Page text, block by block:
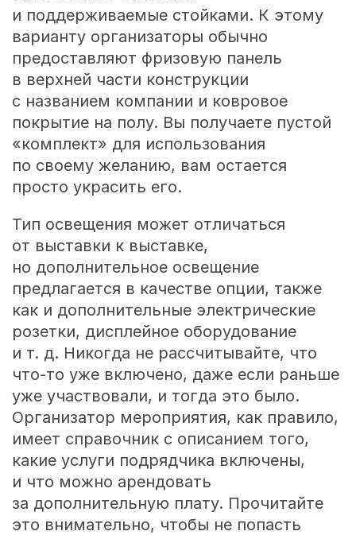
и поддерживаемые стойками. К этому
варианту организаторы обычно
предоставляют фризовую панель
в верхней части конструкции
с названием компании и ковровое
покрытие на полу. Вы получаете пустой
«комплект» для использования
по своему желанию, вам остается
просто украсить его.
Тип освещения может отличаться
от выставки к выставке,
но дополнительное освещение
предлагается в качестве опции, также
как и дополнительные электрические
розетки, дисплейное оборудование
и т. д. Никогда не рассчитывайте, что
что-то уже включено, даже если раньше
уже участвовали, и тогда это было.
Организатор мероприятия, как правило,
имеет справочник с описанием того,
какие услуги подрядчика включены,
и что можно арендовать
за дополнительную плату. Прочитайте
это внимательно, чтобы не попасть